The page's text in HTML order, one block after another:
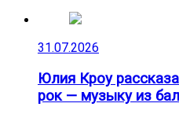
31.07.2026
Юлия Кроу
рок — музыку из